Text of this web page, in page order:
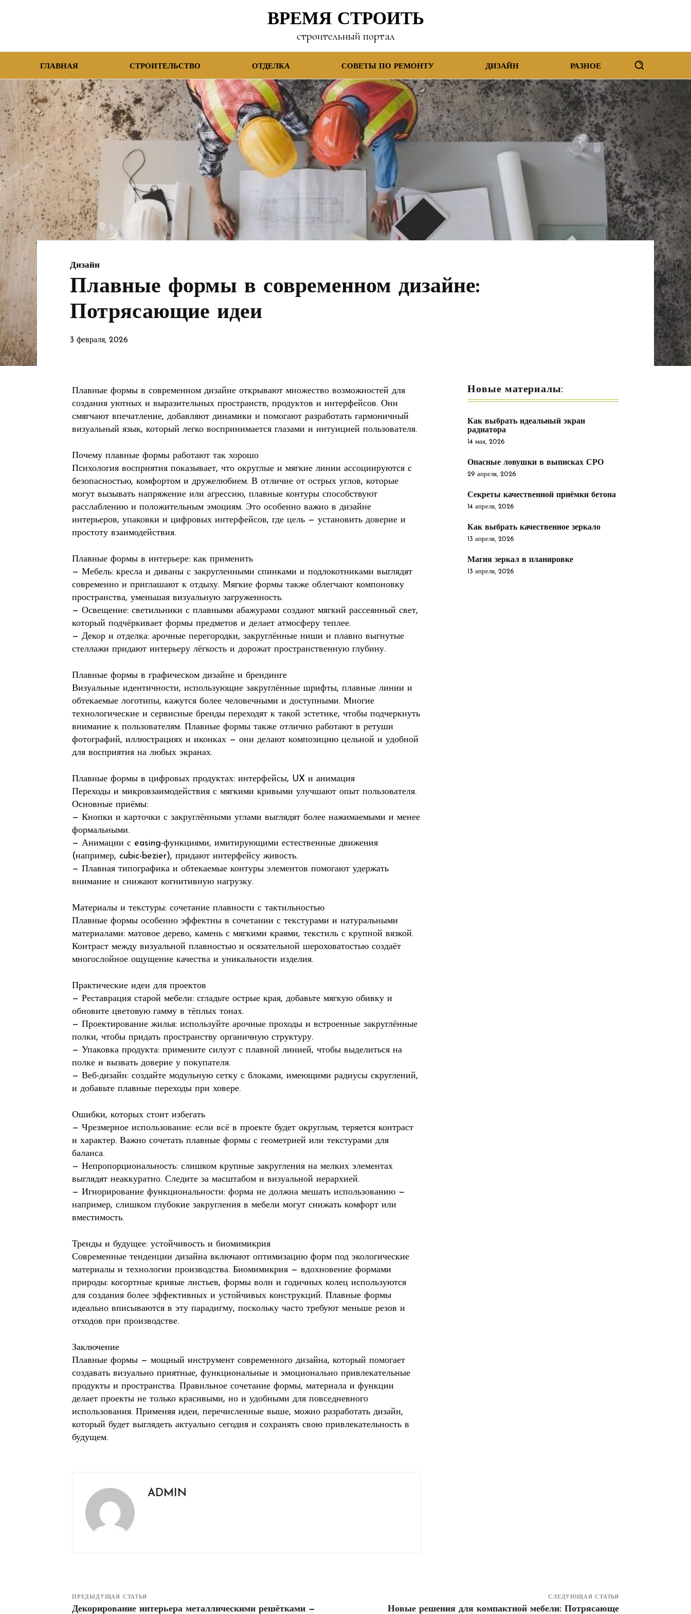
ВРЕМЯ СТРОИТЬ
строительный портал
ГЛАВНАЯ СТРОИТЕЛЬСТВО ОТДЕЛКА СОВЕТЫ ПО РЕМОНТУ ДИЗАЙН РАЗНОЕ
Дизайн
Плавные формы в современном дизайне:
Потрясающие идеи
3 февраля, 2026
Плавные формы в современном дизайне открывают множество возможностей для
создания уютных и выразительных пространств, продуктов и интерфейсов. Они
смягчают впечатление, добавляют динамики и помогают разработать гармоничный
визуальный язык, который легко воспринимается глазами и интуицией пользователя.
Почему плавные формы работают так хорошо
Психология восприятия показывает, что округлые и мягкие линии ассоциируются с
безопасностью, комфортом и дружелюбием. В отличие от острых углов, которые
могут вызывать напряжение или агрессию, плавные контуры способствуют
расслаблению и положительным эмоциям. Это особенно важно в дизайне
интерьеров, упаковки и цифровых интерфейсов, где цель — установить доверие и
простоту взаимодействия.
Плавные формы в интерьере: как применить
— Мебель: кресла и диваны с закругленными спинками и подлокотниками выглядят
современно и приглашают к отдыху. Мягкие формы также облегчают компоновку
пространства, уменьшая визуальную загруженность.
— Освещение: светильники с плавными абажурами создают мягкий рассеянный свет,
который подчёркивает формы предметов и делает атмосферу теплее.
— Декор и отделка: арочные перегородки, закруглённые ниши и плавно выгнутые
стеллажи придают интерьеру лёгкость и дорожат пространственную глубину.
Плавные формы в графическом дизайне и брендинге
Визуальные идентичности, использующие закруглённые шрифты, плавные линии и
обтекаемые логотипы, кажутся более человечными и доступными. Многие
технологические и сервисные бренды переходят к такой эстетике, чтобы подчеркнуть
внимание к пользователям. Плавные формы также отлично работают в ретуши
фотографий, иллюстрациях и иконках — они делают композицию цельной и удобной
для восприятия на любых экранах.
Плавные формы в цифровых продуктах: интерфейсы, UX и анимация
Переходы и микровзаимодействия с мягкими кривыми улучшают опыт пользователя.
Основные приёмы:
— Кнопки и карточки с закруглёнными углами выглядят более нажимаемыми и менее
формальными.
— Анимации с easing-функциями, имитирующими естественные движения
(например, cubic-bezier), придают интерфейсу живость.
— Плавная типографика и обтекаемые контуры элементов помогают удержать
внимание и снижают когнитивную нагрузку.
Материалы и текстуры: сочетание плавности с тактильностью
Плавные формы особенно эффектны в сочетании с текстурами и натуральными
материалами: матовое дерево, камень с мягкими краями, текстиль с крупной вязкой.
Контраст между визуальной плавностью и осязательной шероховатостью создаёт
многослойное ощущение качества и уникальности изделия.
Практические идеи для проектов
— Реставрация старой мебели: сгладьте острые края, добавьте мягкую обивку и
обновите цветовую гамму в тёплых тонах.
— Проектирование жилья: используйте арочные проходы и встроенные закруглённые
полки, чтобы придать пространству органичную структуру.
— Упаковка продукта: примените силуэт с плавной линией, чтобы выделиться на
полке и вызвать доверие у покупателя.
— Веб-дизайн: создайте модульную сетку с блоками, имеющими радиусы скруглений,
и добавьте плавные переходы при ховере.
Ошибки, которых стоит избегать
— Чрезмерное использование: если всё в проекте будет округлым, теряется контраст
и характер. Важно сочетать плавные формы с геометрией или текстурами для
баланса.
— Непропорциональность: слишком крупные закругления на мелких элементах
выглядят неаккуратно. Следите за масштабом и визуальной иерархией.
— Игнорирование функциональности: форма не должна мешать использованию —
например, слишком глубокие закругления в мебели могут снижать комфорт или
вместимость.
Тренды и будущее: устойчивость и биомимикрия
Современные тенденции дизайна включают оптимизацию форм под экологические
материалы и технологии производства. Биомимикрия — вдохновение формами
природы: когортные кривые листьев, формы волн и годичных колец используются
для создания более эффективных и устойчивых конструкций. Плавные формы
идеально вписываются в эту парадигму, поскольку часто требуют меньше резов и
отходов при производстве.
Заключение
Плавные формы — мощный инструмент современного дизайна, который помогает
создавать визуально приятные, функциональные и эмоционально привлекательные
продукты и пространства. Правильное сочетание формы, материала и функции
делает проекты не только красивыми, но и удобными для повседневного
использования. Применяя идеи, перечисленные выше, можно разработать дизайн,
который будет выглядеть актуально сегодня и сохранять свою привлекательность в
будущем.
ADMIN
Новые материалы:
Как выбрать идеальный экран
радиатора
14 мая, 2026
Опасные ловушки в выписках СРО
29 апреля, 2026
Секреты качественной приёмки бетона
14 апреля, 2026
Как выбрать качественное зеркало
13 апреля, 2026
Магия зеркал в планировке
13 апреля, 2026
ПРЕДЫДУЩАЯ СТАТЬЯ
Декорирование интерьера металлическими решётками —
СЛЕДУЮЩАЯ СТАТЬЯ
Новые решения для компактной мебели: Потрясающе